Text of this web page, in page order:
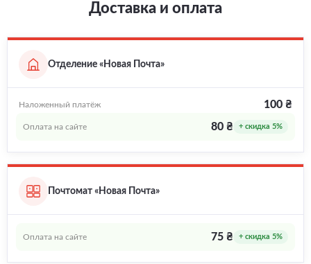
Доставка и оплата
Отделение «Новая Почта»
Наложенный платёж 100 ₴
Оплата на сайте 80 ₴ + скидка 5%
Почтомат «Новая Почта»
Оплата на сайте 75 ₴ + скидка 5%